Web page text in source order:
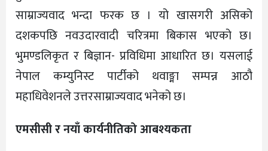
साम्राज्यवाद भन्दा फरक छ । यो खासगरी असिको
दशकपछि नवउदारवादी चरित्रमा बिकास भएको छ।
भुमण्डलिकृत र बिज्ञान- प्रविधिमा आधारित छ। यसलाई
नेपाल कम्युनिस्ट पार्टीको थवाङ्मा सम्पन्न आठौ
महाधिवेशनले उत्तरसाम्राज्यवाद भनेको छ।
एमसीसी र नयाँ कार्यनीतिको आबश्यकता